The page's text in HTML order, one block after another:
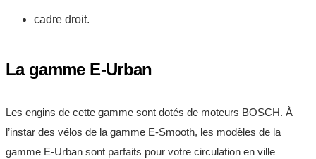
cadre droit.
La gamme E-Urban
Les engins de cette gamme sont dotés de moteurs BOSCH. À
l’instar des vélos de la gamme E-Smooth, les modèles de la
gamme E-Urban sont parfaits pour votre circulation en ville